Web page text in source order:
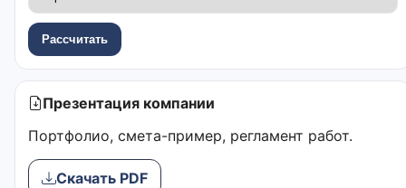
Рассчитать
Презентация компании
Портфолио, смета-пример, регламент работ.
Скачать PDF